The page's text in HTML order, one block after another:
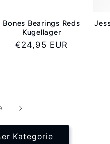
Bones Bearings Reds
Kugellager
Normaler
€24,95 EUR
Kategorie